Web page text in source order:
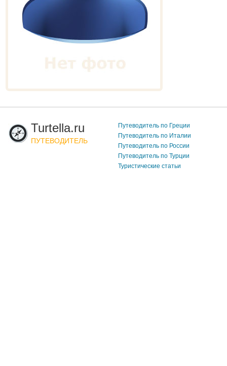
Turtella.ru
ПУТЕВОДИТЕЛЬ
Путеводитель по Греции
Путеводитель по Италии
Путеводитель по России
Путеводитель по Турции
Туристические статьи